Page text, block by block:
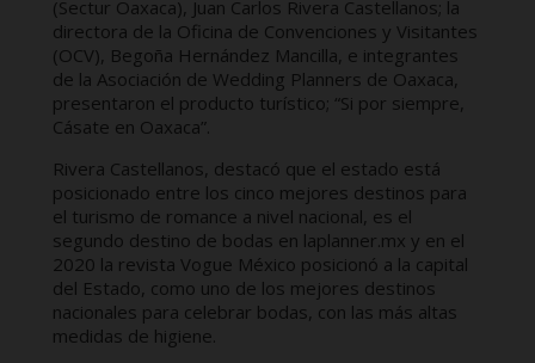
(Sectur Oaxaca), Juan Carlos Rivera Castellanos; la
directora de la Oficina de Convenciones y Visitantes
(OCV), Begoña Hernández Mancilla, e integrantes
de la Asociación de Wedding Planners de Oaxaca,
presentaron el producto turístico; “Si por siempre,
Cásate en Oaxaca”.
Rivera Castellanos, destacó que el estado está
posicionado entre los cinco mejores destinos para
el turismo de romance a nivel nacional, es el
segundo destino de bodas en laplanner.mx y en el
2020 la revista Vogue México posicionó a la capital
del Estado, como uno de los mejores destinos
nacionales para celebrar bodas, con las más altas
medidas de higiene.